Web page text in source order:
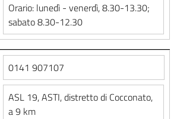
Orario: lunedì - venerdì, 8.30-13.30;
sabato 8.30-12.30
0141 907107
ASL 19, ASTI, distretto di Cocconato,
a 9 km